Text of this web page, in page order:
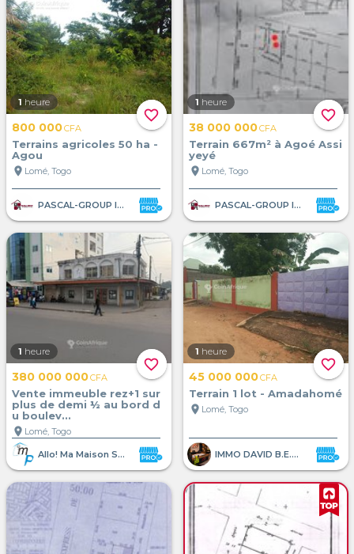
favorite_border
1 heure
800 000CFA
Terrains agricoles 50 ha -
Agou
location_on Lomé, Togo
PASCAL-GROUP IMMOBILIER
favorite_border
1 heure
38 000 000CFA
Terrain 667m² à Agoé Assi
yeyé
location_on Lomé, Togo
PASCAL-GROUP IMMOBILIER
favorite_border
1 heure
380 000 000CFA
Vente immeuble rez+1 sur
plus de demi ½ au bord d
u boulev...
location_on Lomé, Togo
Allo! Ma Maison SARL
favorite_border
1 heure
45 000 000CFA
Terrain 1 lot - Amadahomé
location_on Lomé, Togo
IMMO DAVID B.E.A.M